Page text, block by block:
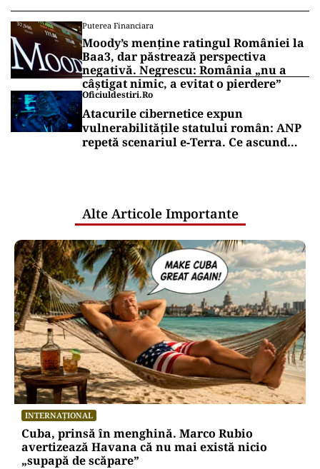
Puterea Financiara
Moody’s menține ratingul României la
Baa3, dar păstrează perspectiva
negativă. Negrescu: România „nu a
câștigat nimic, a evitat o pierdere”
Oficiuldestiri.ro
Atacurile cibernetice expun
vulnerabilitățile statului român: ANP
repetă scenariul e‑Terra. Ce ascund
Alte Articole Importante
INTERNAȚIONAL
Cuba, prinsă în menghină. Marco Rubio
avertizează Havana că nu mai există nicio
„supapă de scăpare”